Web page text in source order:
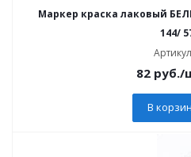
Маркер краска лаковый
144/
82руб./
В